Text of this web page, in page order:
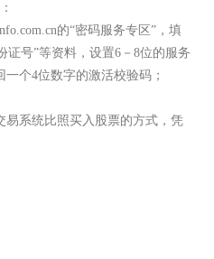
的“密码服务专区”，填
证号”等资料，设置6－8位的服务
个4位数字的激活校验码；
系统比照买入股票的方式，凭